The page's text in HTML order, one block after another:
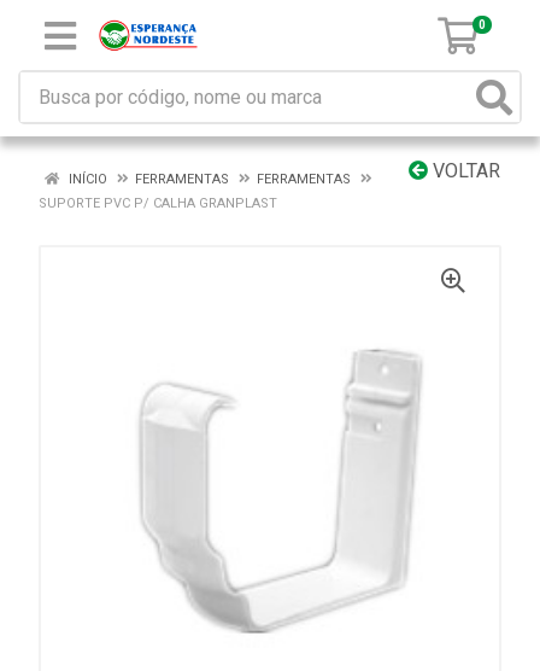
0
VOLTAR
INÍCIO FERRAMENTAS
FERRAMENTAS
SUPORTE PVC P/ CALHA GRANPLAST